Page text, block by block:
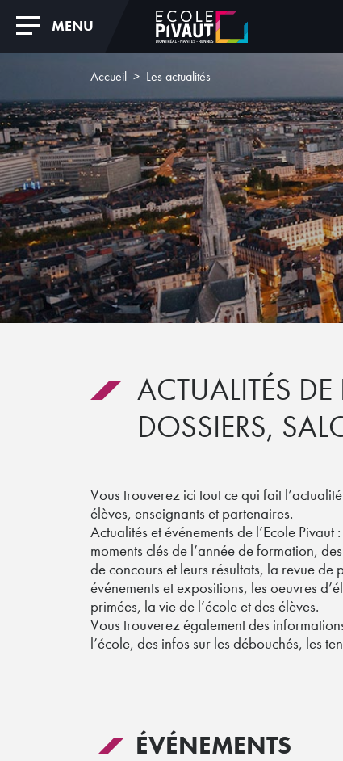
MENU
Accueil Les actualités
ACTUALITÉS
DOSSIERS,
Vous trouverez ici tout ce qui fait
élèves, enseignants et partenaires.
Actualités et événements de l’Ecole Pivaut
moments clés de l’année de formation,
de concours et leurs résultats, la revue de
événements et expositions, les oeuvres
primées, la vie de l’école et des élèves.
Vous trouverez également des
l’école, des infos sur les débouchés, les
ÉVÉNEMENTS